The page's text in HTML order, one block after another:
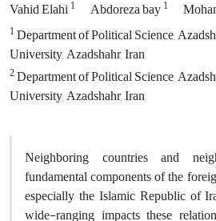
Vahid Elahi1 Abdoreza bay1
1Department of Political Science,
University, Azadshahr, Iran
2Department of Political Science,
University, Azadshahr, Iran
Neighboring countries and
fundamental components of the
especially the Islamic Republic of
wide-ranging impacts these